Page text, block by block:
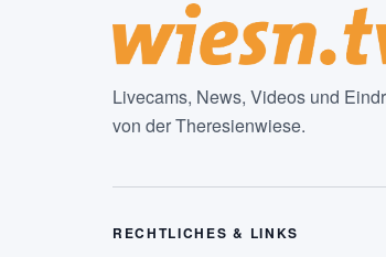
Livecams, News, Videos und
von der Theresienwiese.
RECHTLICHES & LINKS